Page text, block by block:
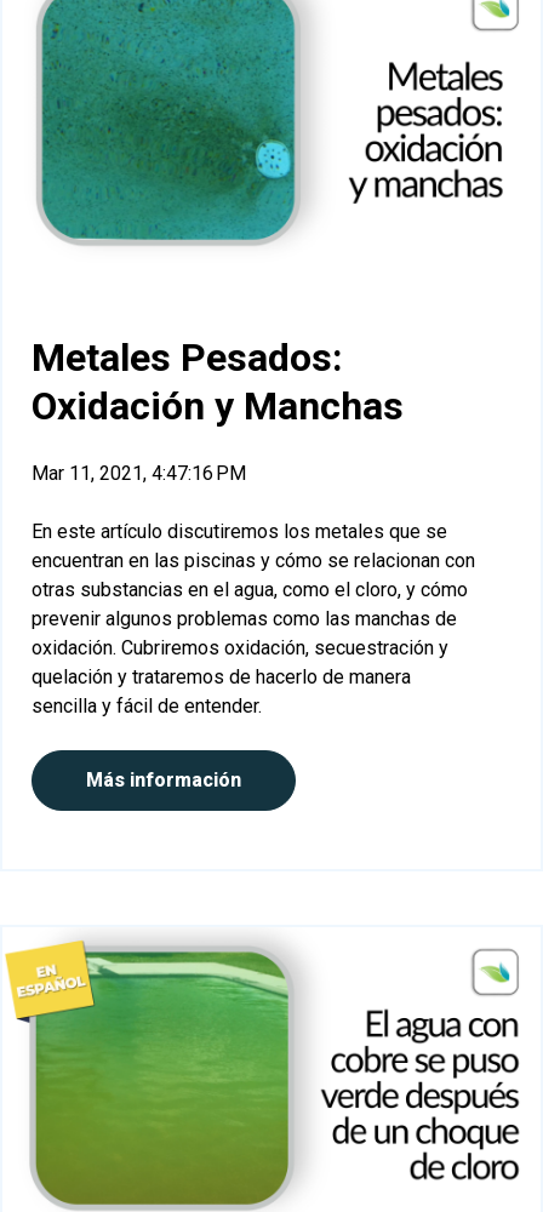
Metales Pesados:
Oxidación y Manchas
Mar 11, 2021, 4:47:16 PM
En este artículo discutiremos los metales que se
encuentran en las piscinas y cómo se relacionan con
otras substancias en el agua, como el cloro, y cómo
prevenir algunos problemas como las manchas de
oxidación. Cubriremos oxidación, secuestración y
quelación y trataremos de hacerlo de manera
sencilla y fácil de entender.
Más información